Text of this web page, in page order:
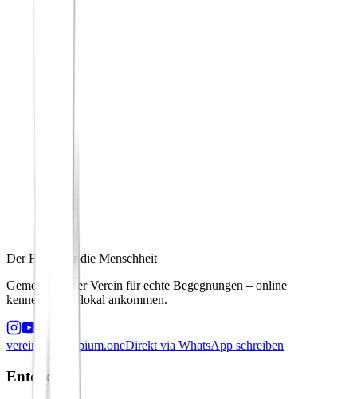
Der Hafen für die Menschheit
Gemeinnütziger Verein für echte Begegnungen – online
kennenlernen, lokal ankommen.
verein@principium.oneDirekt via WhatsApp schreiben
Entdecken